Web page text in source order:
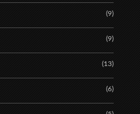
(9)
(9)
(13)
(6)